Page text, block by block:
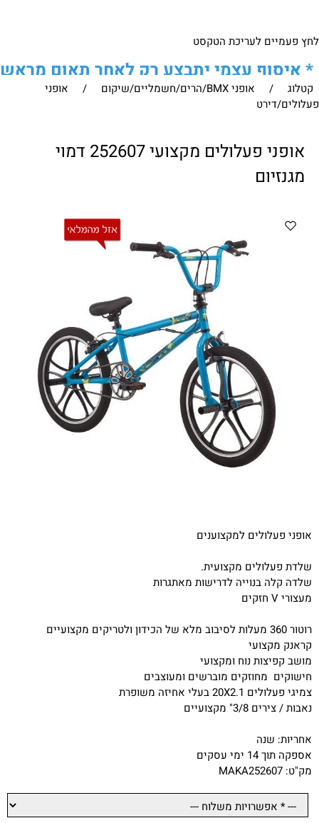
לחץ פעמיים לעריכת הטקסט
* איסוף עצמי יתבצע רק לאחר תאום מראש
של הלקוח מול נציגנו!
ווטצאפ(הודעות בלבד):
052-8059900
מענה טלפוני:
לחיצת כפתור
באתר
citysport1@013.net
citysport2@013.net
קטלוג / אופני BMX/הרים/חשמליים/שיקום /
אופני
פעלולים/דירט
אופני פעלולים מקצועי 252607 דמוי
מגנזיום
אופני פעלולים למקצוענים
שלדת פעלולים מקצועית.
שלדה קלה בנוייה לדרישות מאתגרות
מעצורי V חזקים
רוטור 360 מעלות לסיבוב מלא של הכידון ולטריקים מקצועיים
קראנק מקצועי
מושב קפיצות נוח ומקצועי
חישוקים מחוזקים מוברשים ומעוצבים
צמיגי פעלולים 20X2.1 בעלי אחיזה משופרת
נאבות / צירים 3/8" מקצועיים
אחריות: שנה
אספקה תוך 14 ימי עסקים
מק"ט: MAKA252607